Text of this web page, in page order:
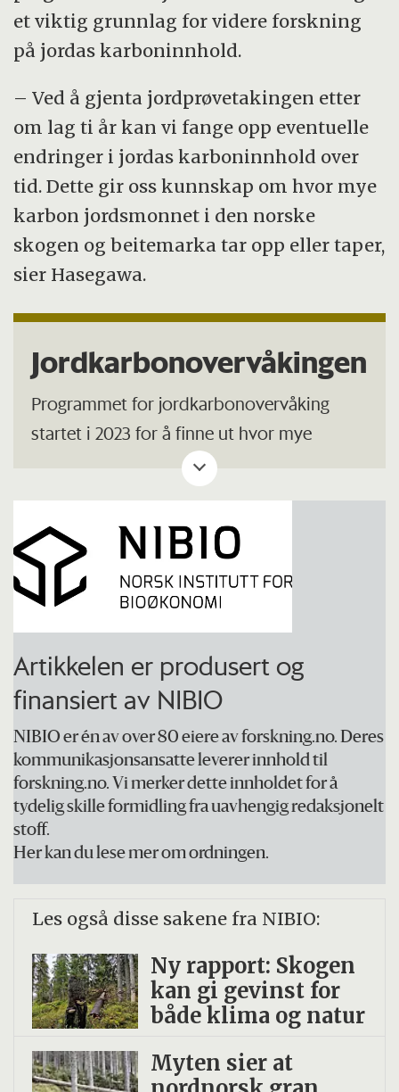
et viktig grunnlag for videre forskning
på jordas karboninnhold.
– Ved å gjenta jordprøvetakingen etter
om lag ti år kan vi fange opp eventuelle
endringer i jordas karboninnhold over
tid. Dette gir oss kunnskap om hvor mye
karbon jordsmonnet i den norske
skogen og beitemarka tar opp eller taper,
sier Hasegawa.
Jordkarbonovervåkingen
Programmet for jordkarbonovervåking
startet i 2023 for å finne ut hvor mye
karbon som er lagret i skogsjord og
beitemark og hvordan lageret endrer seg
over tid. Tallene gir grunnlag for bedre
rapportering til Norges klimagassregnskap
og for forvaltningen av disse arealene. I
perioden 2023–2032 tas jordprøver fra om
lag 3.300 prøveflater i skog og beitemark.
Artikkelen er produsert og
finansiert av NIBIO
NIBIO er én av over 80 eiere av forskning.no. Deres
kommunikasjonsansatte leverer innhold til
forskning.no. Vi merker dette innholdet for å
tydelig skille formidling fra uavhengig redaksjonelt
stoff.
Her kan du lese mer om ordningen.
Les også disse sakene fra NIBIO:
Ny rapport: Skogen
kan gi gevinst for
både klima og natur
Myten sier at